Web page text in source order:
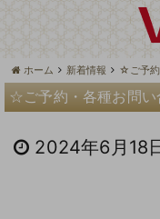
ホーム 新着情報 ☆ご予約
☆ご予約・各種お問
2024年6月18